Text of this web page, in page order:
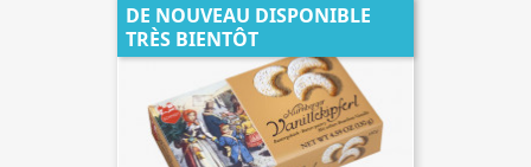
DE NOUVEAU DISPONIBLE
TRÈS BIENTÔT